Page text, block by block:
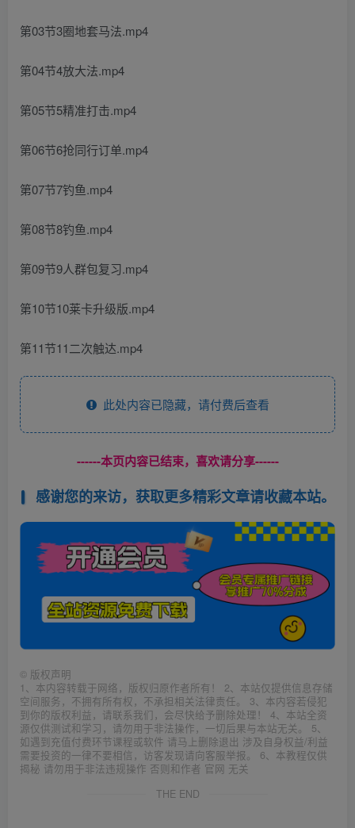
第03节3圈地套马法.mp4
第04节4放大法.mp4
第05节5精准打击.mp4
第06节6抢同行订单.mp4
第07节7钓鱼.mp4
第08节8钓鱼.mp4
第09节9人群包复习.mp4
第10节10莱卡升级版.mp4
第11节11二次触达.mp4
此处内容已隐藏，请付费后查看
------本页内容已结束，喜欢请分享------
感谢您的来访，获取更多精彩文章请收藏本站。
© 版权声明
1、本内容转载于网络，版权归原作者所有！ 2、本站仅提供信息存储
空间服务，不拥有所有权，不承担相关法律责任。 3、本内容若侵犯
到你的版权利益，请联系我们，会尽快给予删除处理！ 4、本站全资
源仅供测试和学习，请勿用于非法操作，一切后果与本站无关。 5、
如遇到充值付费环节课程或软件 请马上删除退出 涉及自身权益/利益
需要投资的一律不要相信，访客发现请向客服举报。 6、本教程仅供
揭秘 请勿用于非法违规操作 否则和作者 官网 无关
THE END